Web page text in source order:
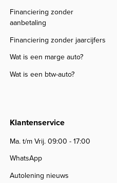
Financiering zonder
aanbetaling
Financiering zonder jaarcijfers
Wat is een marge auto?
Wat is een btw-auto?
Klantenservice
Ma. t/m Vrij. 09:00 - 17:00
WhatsApp
Autolening nieuws